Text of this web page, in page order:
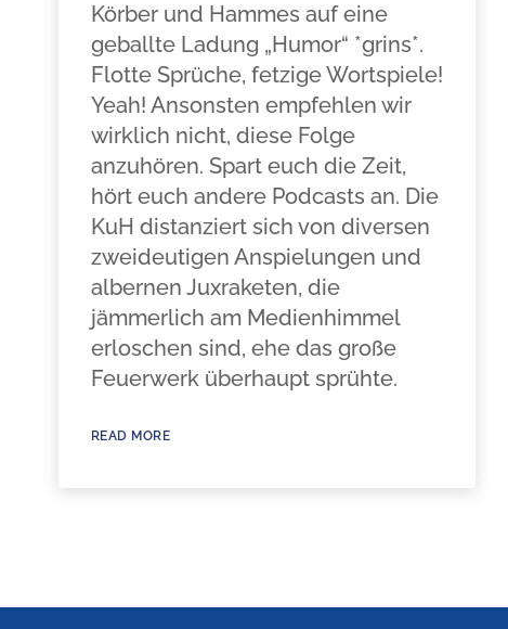
Körber und Hammes auf eine
geballte Ladung „Humor“ *grins*.
Flotte Sprüche, fetzige Wortspiele!
Yeah! Ansonsten empfehlen wir
wirklich nicht, diese Folge
anzuhören. Spart euch die Zeit,
hört euch andere Podcasts an. Die
KuH distanziert sich von diversen
zweideutigen Anspielungen und
albernen Juxraketen, die
jämmerlich am Medienhimmel
erloschen sind, ehe das große
Feuerwerk überhaupt sprühte.
READ MORE